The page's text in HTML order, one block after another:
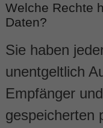
Welche Rechte
Daten?
Sie haben
unentgeltlich
Empfänger
gespeicherten